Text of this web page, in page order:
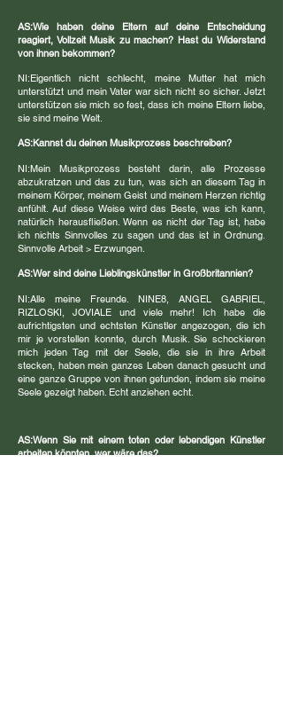
AS:Wie haben deine Eltern auf deine Entscheidung
reagiert, Vollzeit Musik zu machen? Hast du Widerstand
von ihnen bekommen?
NI:Eigentlich nicht schlecht, meine Mutter hat mich
unterstützt und mein Vater war sich nicht so sicher. Jetzt
unterstützen sie mich so fest, dass ich meine Eltern liebe,
sie sind meine Welt.
AS:Kannst du deinen Musikprozess beschreiben?
NI:Mein Musikprozess besteht darin, alle Prozesse
abzukratzen und das zu tun, was sich an diesem Tag in
meinem Körper, meinem Geist und meinem Herzen richtig
anfühlt. Auf diese Weise wird das Beste, was ich kann,
natürlich herausfließen. Wenn es nicht der Tag ist, habe
ich nichts Sinnvolles zu sagen und das ist in Ordnung.
Sinnvolle Arbeit > Erzwungen.
AS:Wer sind deine Lieblingskünstler in Großbritannien?
NI:Alle meine Freunde. NINE8, ANGEL GABRIEL,
RIZLOSKI, JOVIALE und viele mehr! Ich habe die
aufrichtigsten und echtsten Künstler angezogen, die ich
mir je vorstellen konnte, durch Musik. Sie schockieren
mich jeden Tag mit der Seele, die sie in ihre Arbeit
stecken, haben mein ganzes Leben danach gesucht und
eine ganze Gruppe von ihnen gefunden, indem sie meine
Seele gezeigt haben. Echt anziehen echt.
AS:Wenn Sie mit einem toten oder lebendigen Künstler
arbeiten könnten, wer wäre das?